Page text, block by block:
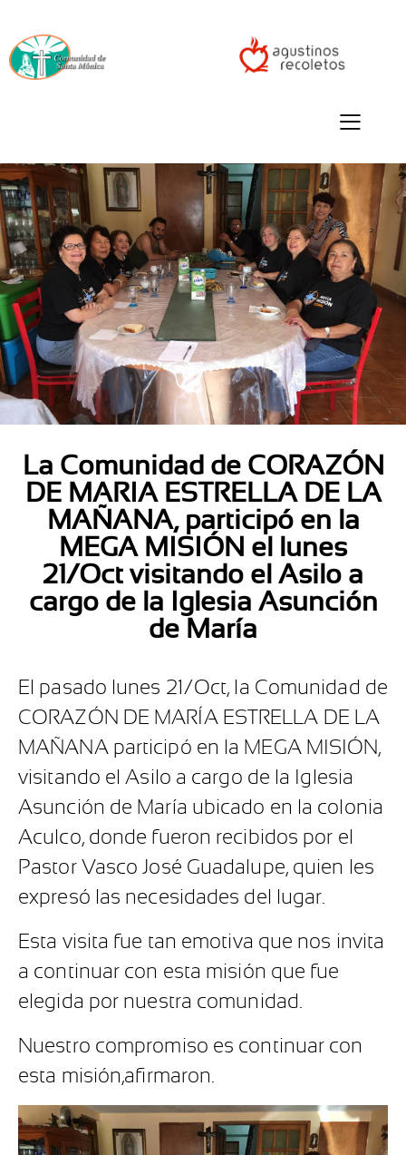
La Comunidad de CORAZÓN
DE MARIA ESTRELLA DE LA
MAÑANA, participó en la
MEGA MISIÓN el lunes
21/Oct visitando el Asilo a
cargo de la Iglesia Asunción
de María
El pasado lunes 21/Oct, la Comunidad de
CORAZÓN DE MARÍA ESTRELLA DE LA
MAÑANA participó en la MEGA MISIÓN,
visitando el Asilo a cargo de la Iglesia
Asunción de María ubicado en la colonia
Aculco, donde fueron recibidos por el
Pastor Vasco José Guadalupe, quien les
expresó las necesidades del lugar.
Esta visita fue tan emotiva que nos invita
a continuar con esta misión que fue
elegida por nuestra comunidad.
Nuestro compromiso es continuar con
esta misión,afirmaron.